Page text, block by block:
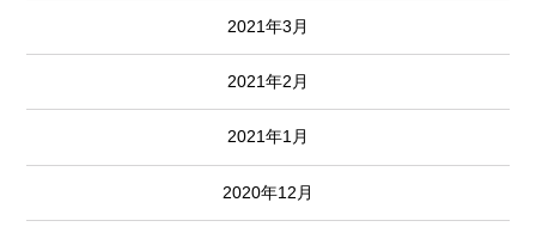
2021年3月
2021年2月
2021年1月
2020年12月